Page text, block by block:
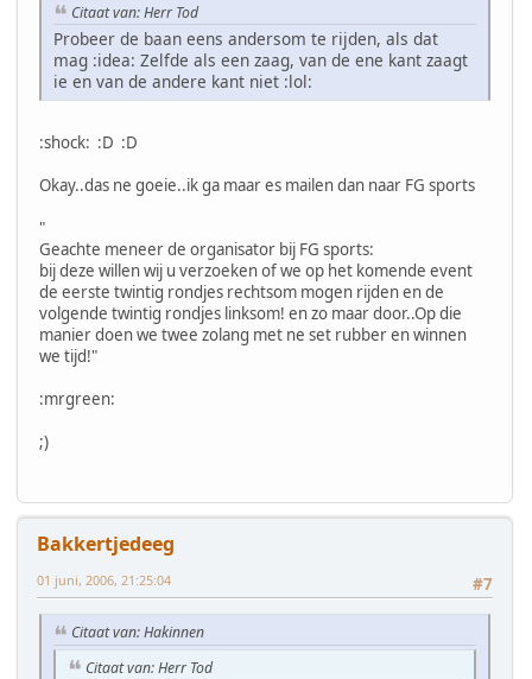
Citaat van: Herr Tod
Probeer de baan eens andersom te rijden, als dat
mag :idea: Zelfde als een zaag, van de ene kant zaagt
ie en van de andere kant niet :lol:
:shock: :D :D
Okay..das ne goeie..ik ga maar es mailen dan naar FG sports
"
Geachte meneer de organisator bij FG sports:
bij deze willen wij u verzoeken of we op het komende event
de eerste twintig rondjes rechtsom mogen rijden en de
volgende twintig rondjes linksom! en zo maar door..Op die
manier doen we twee zolang met ne set rubber en winnen
we tijd!"
:mrgreen:
;)
Bakkertjedeeg
#7
01 juni, 2006, 21:25:04
Citaat van: Hakinnen
Citaat van: Herr Tod